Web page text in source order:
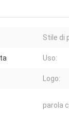
Stile di
Uso:
Logo:
parola